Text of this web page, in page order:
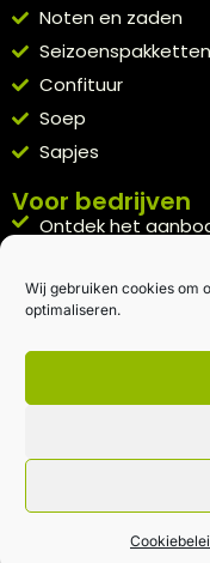
Wij gebruiken cookies om
optimaliseren.
Noten en zaden
Seizoenspakketten
Confituur
Soep
Sapjes
Voor bedrijven
Ontdek het
Blijft op de
Rechtstreeks van het
Inschrijven
Algemene voorwaarden